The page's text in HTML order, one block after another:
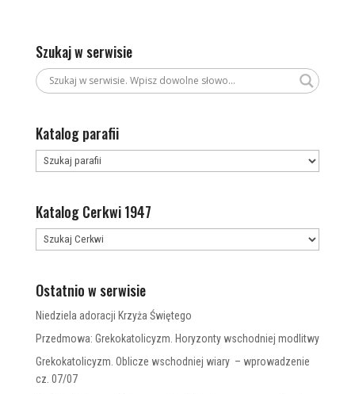
Szukaj w serwisie
Katalog parafii
Katalog Cerkwi 1947
Ostatnio w serwisie
Niedziela adoracji Krzyża Świętego
Przedmowa: Grekokatolicyzm. Horyzonty wschodniej modlitwy
Grekokatolicyzm. Oblicze wschodniej wiary – wprowadzenie
cz. 07/07